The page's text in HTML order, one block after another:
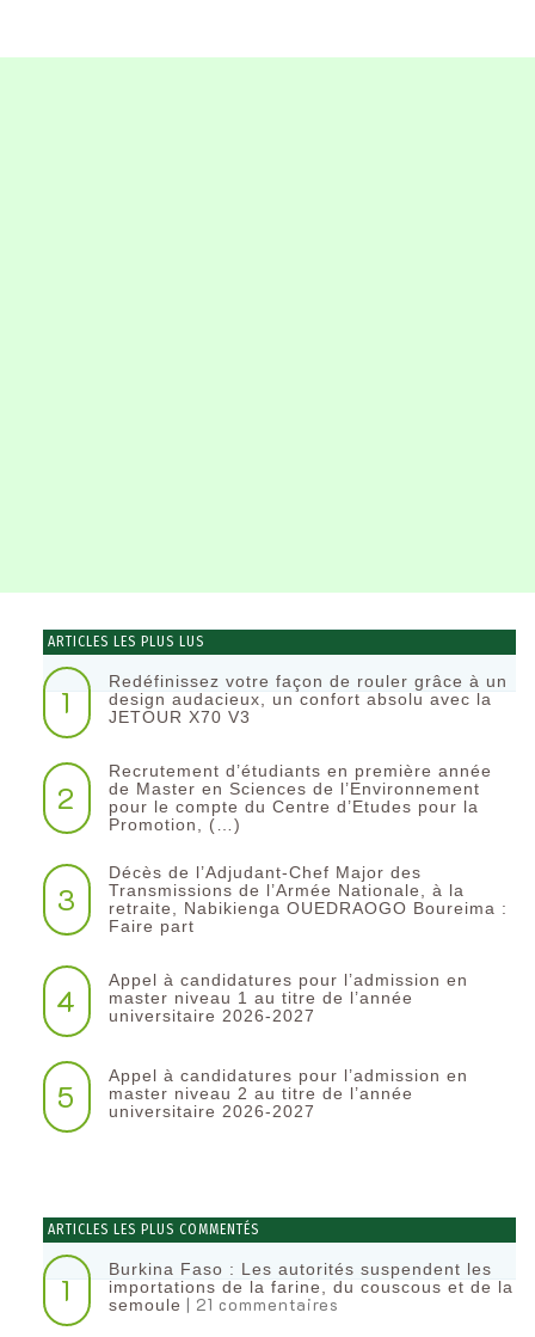
ARTICLES LES PLUS LUS
1
Redéfinissez votre façon de rouler grâce à un
design audacieux, un confort absolu avec la
JETOUR X70 V3
2
Recrutement d’étudiants en première année
de Master en Sciences de l’Environnement
pour le compte du Centre d’Etudes pour la
Promotion, (…)
3
Décès de l’Adjudant-Chef Major des
Transmissions de l’Armée Nationale, à la
retraite, Nabikienga OUEDRAOGO Boureima :
Faire part
4
Appel à candidatures pour l’admission en
master niveau 1 au titre de l’année
universitaire 2026-2027
5
Appel à candidatures pour l’admission en
master niveau 2 au titre de l’année
universitaire 2026-2027
ARTICLES LES PLUS COMMENTÉS
1
Burkina Faso : Les autorités suspendent les
importations de la farine, du couscous et de la
semoule | 21 commentaires